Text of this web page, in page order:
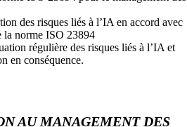
des risques liés à l’IA en accord avec
la norme ISO 23894
régulière des risques liés à l’IA et
en conséquence.
AU MANAGEMENT DES